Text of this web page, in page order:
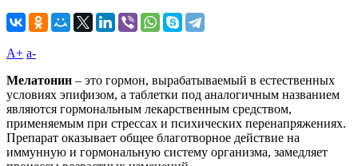
A+ а-
Мелатонин – это гормон, вырабатываемый в естественных
условиях эпифизом, а таблетки под аналогичным названием
являются гормональным лекарственным средством,
применяемым при стрессах и психических перенапряжениях.
Препарат оказывает общее благотворное действие на
иммунную и гормональную систему организма, замедляет